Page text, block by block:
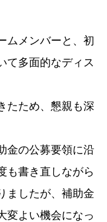
ムメンバーと、初
て多面的なディス
たため、懇親も深
金の公募要領に沿
も書き直しながら
ましたが、補助金
変よい機会になっ